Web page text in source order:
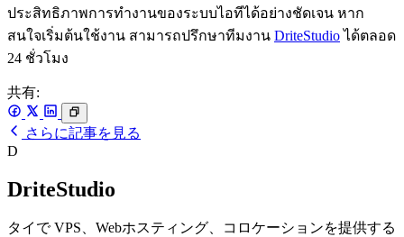
ประสิทธิภาพการทำงานของระบบไอทีได้อย่างชัดเจน หาก
สนใจเริ่มต้นใช้งาน สามารถปรึกษาทีมงาน DriteStudioได้ตลอด
24 ชั่วโมง
共有:
さらに記事を見る
D
DriteStudio
タイで VPS、Webホスティング、コロケーションを提供する